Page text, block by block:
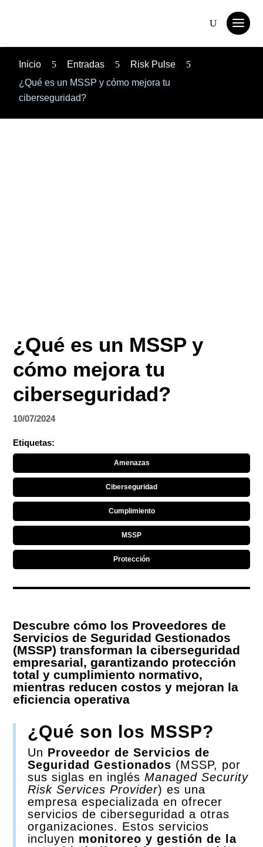
Inicio 5 Entradas 5 Risk Pulse
5
¿Qué es un MSSP y cómo mejora tu
ciberseguridad?
¿Qué es un MSSP y
cómo mejora tu
ciberseguridad?
10/07/2024
Etiquetas:
Amenazas
Ciberseguridad
Cumplimiento
MSSP
Protección
Descubre cómo los Proveedores de
Servicios de Seguridad Gestionados
(MSSP) transforman la ciberseguridad
empresarial, garantizando protección
total y cumplimiento normativo,
mientras reducen costos y mejoran la
eficiencia operativa
¿Qué son los MSSP?
Un Proveedor de Servicios de
Seguridad Gestionados (MSSP, por
sus siglas en inglésManaged Security
Risk Services Provider) es una
empresa especializada en ofrecer
servicios de ciberseguridad a otras
organizaciones. Estos servicios
incluyen monitoreo y gestión de la